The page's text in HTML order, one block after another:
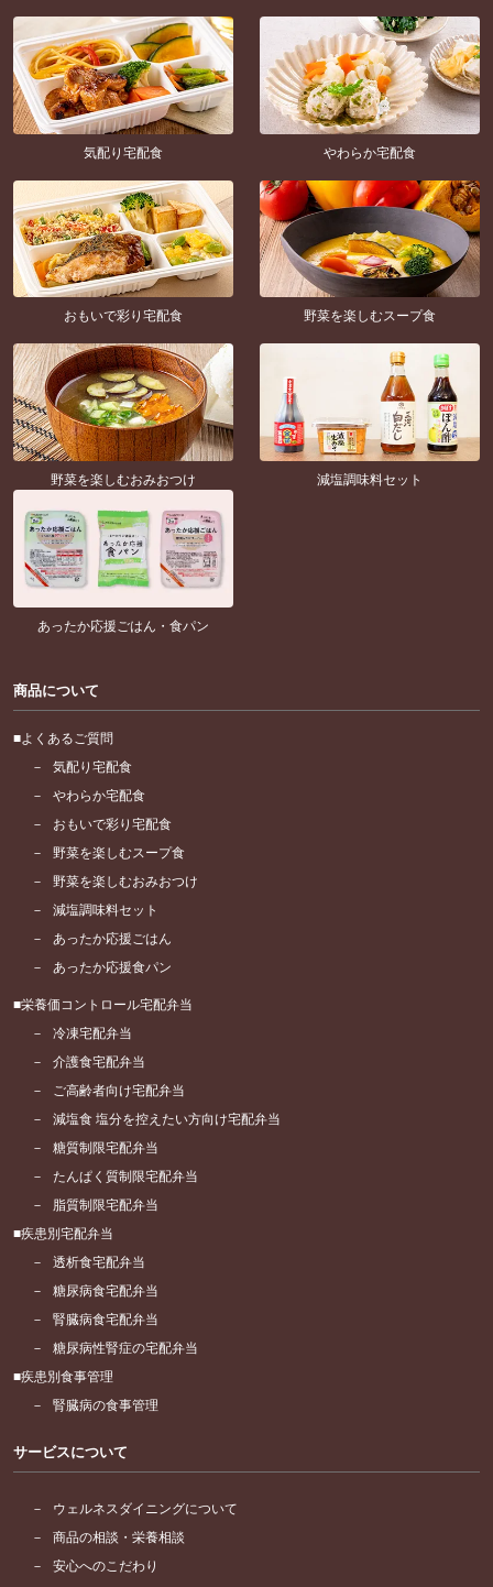
気配り宅配食 やわらか宅配食
おもいで彩り宅配食 野菜を楽しむスープ食
野菜を楽しむおみおつけ 減塩調味料セット
あったか応援ごはん・食パン
商品について
よくあるご質問
気配り宅配食
やわらか宅配食
おもいで彩り宅配食
野菜を楽しむスープ食
野菜を楽しむおみおつけ
減塩調味料セット
あったか応援ごはん
あったか応援食パン
栄養価コントロール宅配弁当
冷凍宅配弁当
介護食宅配弁当
ご高齢者向け宅配弁当
減塩食 塩分を控えたい方向け宅配弁当
糖質制限宅配弁当
たんぱく質制限宅配弁当
脂質制限宅配弁当
疾患別宅配弁当
透析食宅配弁当
糖尿病食宅配弁当
腎臓病食宅配弁当
糖尿病性腎症の宅配弁当
疾患別食事管理
腎臓病の食事管理
サービスについて
ウェルネスダイニングについて
商品の相談・栄養相談
安心へのこだわり